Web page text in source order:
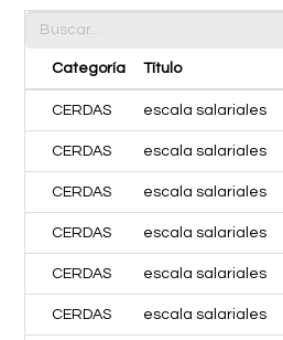
Categoría Título
CERDAS escala salariales
CERDAS escala salariales
CERDAS escala salariales
CERDAS escala salariales
CERDAS escala salariales
CERDAS escala salariales